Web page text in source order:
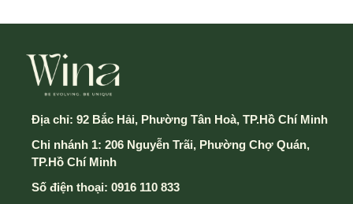
Địa chỉ: 92 Bắc Hải, Phường Tân Hoà, TP.Hồ Chí Minh
Chi nhánh 1: 206 Nguyễn Trãi, Phường Chợ Quán,
TP.Hồ Chí Minh
Số điện thoại: 0916 110 833